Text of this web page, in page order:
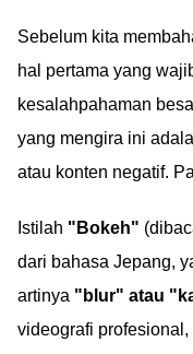
Sebelum kita
hal pertama yang
kesalahpahaman
yang mengira ini
atau konten negatif.
Istilah "Bokeh"
dari bahasa Jepang,
artinya "blur" atau
videografi